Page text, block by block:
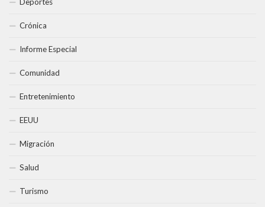
Crónica
Informe Especial
Comunidad
Entretenimiento
EEUU
Migración
Salud
Turismo